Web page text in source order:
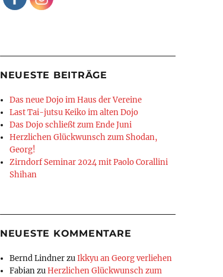
NEUESTE BEITRÄGE
Das neue Dojo im Haus der Vereine
Last Tai-jutsu Keiko im alten Dojo
Das Dojo schließt zum Ende Juni
Herzlichen Glückwunsch zum Shodan,
Georg!
Zirndorf Seminar 2024 mit Paolo Corallini
Shihan
NEUESTE KOMMENTARE
Bernd LindnerzuIkkyu an Georg verliehen
FabianzuHerzlichen Glückwunsch zum